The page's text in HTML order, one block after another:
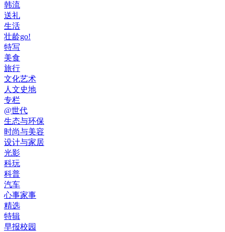
韩流
送礼
生活
壮龄go!
特写
美食
旅行
文化艺术
人文史地
专栏
@世代
生态与环保
时尚与美容
设计与家居
光影
科玩
科普
汽车
心事家事
精选
特辑
早报校园